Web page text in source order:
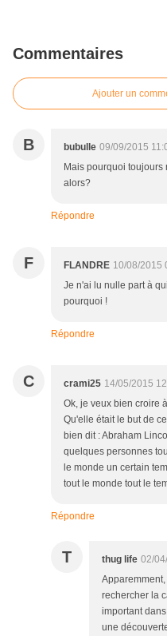
Commentaires
Ajouter un
B bubulle 09/09/2015
Mais pourquoi toujours
alors?
Répondre
F FLANDRE 10/08/2015
Je n'ai lu nulle part à
pourquoi !
Répondre
C crami25 14/05/2015
Ok, je veux bien croire
Qu'elle était le but de
bien dit : Abraham
quelques personnes
le monde un certain
tout le monde tout le
Répondre
T thug life 02/
rechercher la
important
une